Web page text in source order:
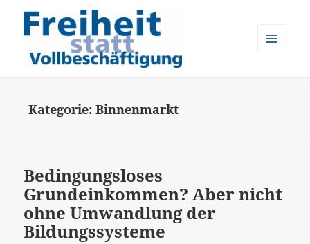
Kategorie:Binnenmarkt
Bedingungsloses
Grundeinkommen? Aber nicht
ohne Umwandlung der
Bildungssysteme